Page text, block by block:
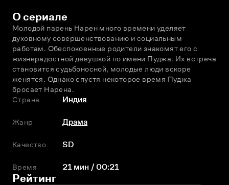
О сериале
Молодой парень Нарен много времени уделяет
духовному совершенствованию и социальным
работам. Обеспокоенные родители знакомят его с
жизнерадостной девушкой по имени Пуджа. Их встреча
становится судьбоносной, молодые люди вскоре
женятся. Однако спустя некоторое время Пуджа
бросает Нарена.
Страна
Индия
Жанр Драма
Качество SD
Время 21 мин / 00:21
Рейтинг